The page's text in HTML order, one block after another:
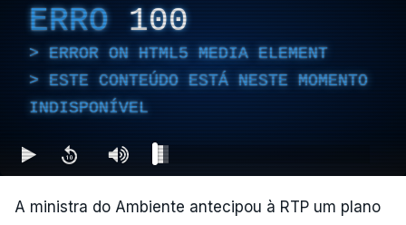
ERRO 100
ERROR ON HTML5 MEDIA ELEMENT
ESTE CONTEÚDO ESTÁ NESTE MOMENTO
INDISPONÍVEL
A ministra do Ambiente antecipou à RTP um plano